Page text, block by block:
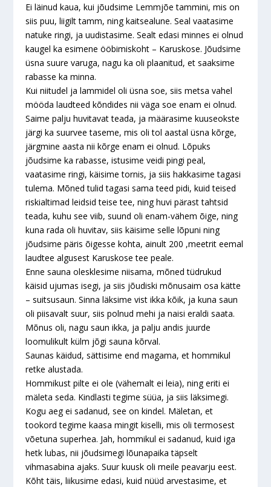
Ei läinud kaua, kui jõudsime Lemmjõe tammini, mis on
siis puu, liigilt tamm, ning kaitsealune. Seal vaatasime
natuke ringi, ja uudistasime. Sealt edasi minnes ei olnud
kaugel ka esimene ööbimiskoht – Karuskose. Jõudsime
üsna suure varuga, nagu ka oli plaanitud, et saaksime
rabasse ka minna.
Kui niitudel ja lammidel oli üsna soe, siis metsa vahel
mööda laudteed kõndides nii väga soe enam ei olnud.
Saime palju huvitavat teada, ja määrasime kuuseokste
järgi ka suurvee taseme, mis oli tol aastal üsna kõrge,
järgmine aasta nii kõrge enam ei olnud. Lõpuks
jõudsime ka rabasse, istusime veidi pingi peal,
vaatasime ringi, käisime tornis, ja siis hakkasime tagasi
tulema. Mõned tulid tagasi sama teed pidi, kuid teised
riskialtimad leidsid teise tee, ning huvi pärast tahtsid
teada, kuhu see viib, suund oli enam-vähem õige, ning
kuna rada oli huvitav, siis käisime selle lõpuni ning
jõudsime päris õigesse kohta, ainult 200 ,meetrit eemal
laudtee algusest Karuskose tee peale.
Enne sauna olesklesime niisama, mõned tüdrukud
käisid ujumas isegi, ja siis jõudiski mõnusaim osa kätte
– suitsusaun. Sinna läksime vist ikka kõik, ja kuna saun
oli piisavalt suur, siis polnud mehi ja naisi eraldi saata.
Mõnus oli, nagu saun ikka, ja palju andis juurde
loomulikult külm jõgi sauna kõrval.
Saunas käidud, sättisime end magama, et hommikul
retke alustada.
Hommikust pilte ei ole (vähemalt ei leia), ning eriti ei
mäleta seda. Kindlasti tegime süüa, ja siis läksimegi.
Kogu aeg ei sadanud, see on kindel. Mäletan, et
tookord tegime kaasa mingit kiselli, mis oli termosest
võetuna superhea. Jah, hommikul ei sadanud, kuid iga
hetk lubas, nii jõudsimegi lõunapaika täpselt
vihmasabina ajaks. Suur kuusk oli meile peavarju eest.
Kõht täis, liikusime edasi, kuid nüüd arvestasime, et